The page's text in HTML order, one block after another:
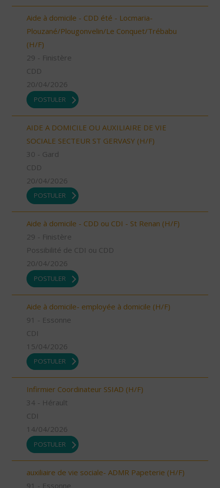
Aide à domicile - CDD été - Locmaria-
Plouzané/Plougonvelin/Le Conquet/Trébabu
(H/F)
29 - Finistère
CDD
20/04/2026
POSTULER
AIDE A DOMICILE OU AUXILIAIRE DE VIE
SOCIALE SECTEUR ST GERVASY (H/F)
30 - Gard
CDD
20/04/2026
POSTULER
Aide à domicile - CDD ou CDI - St Renan (H/F)
29 - Finistère
Possibilité de CDI ou CDD
20/04/2026
POSTULER
Aide à domicile- employée à domicile (H/F)
91 - Essonne
CDI
15/04/2026
POSTULER
Infirmier Coordinateur SSIAD (H/F)
34 - Hérault
CDI
14/04/2026
POSTULER
auxiliaire de vie sociale- ADMR Papeterie (H/F)
91 - Essonne